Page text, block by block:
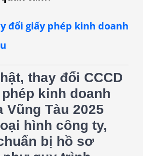
đổi giấy phép kinh doanh
thay đổi CCCD
kinh doanh
Vũng Tàu 2025
hình công ty,
bị hồ sơ